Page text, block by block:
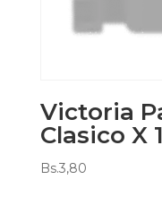
Victoria
Clasico X
Bs.3,80